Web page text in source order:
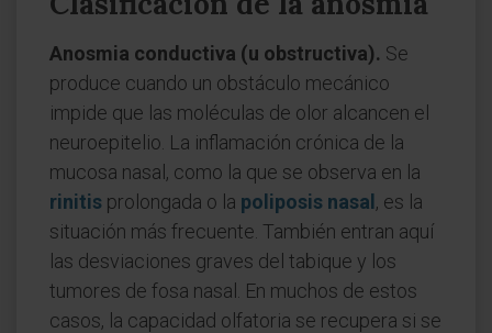
Anosmia conductiva (u obstructiva). Se
produce cuando un obstáculo mecánico
impide que las moléculas de olor alcancen el
neuroepitelio. La inflamación crónica de la
mucosa nasal, como la que se observa en la
rinitis prolongada o la poliposis nasal , es la
situación más frecuente. También entran aquí
las desviaciones graves del tabique y los
tumores de fosa nasal. En muchos de estos
casos, la capacidad olfatoria se recupera si se